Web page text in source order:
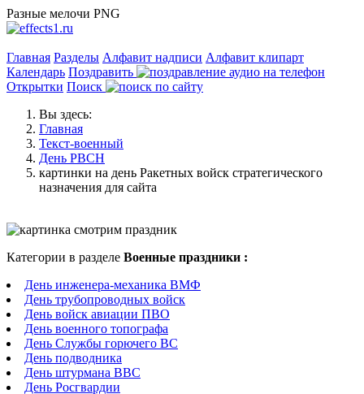
Разные мелочи PNG
Главная Разделы Алфавит надписи Алфавит клипарт
Календарь Поздравить
Открытки Поиск
Вы здесь:
Главная
Текст-военный
День РВСН
картинки на день Ракетных войск стратегического
назначения для сайта
Категории в разделе Военные праздники :
День инженера-механика ВМФ
День трубопроводных войск
День войск авиации ПВО
День военного топографа
День Службы горючего ВС
День подводника
День штурмана ВВС
День Росгвардии